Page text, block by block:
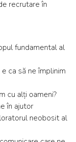
recrutare în
fundamental al
ca să ne împlinim
cu alți oameni?
în ajutor
neobosit al